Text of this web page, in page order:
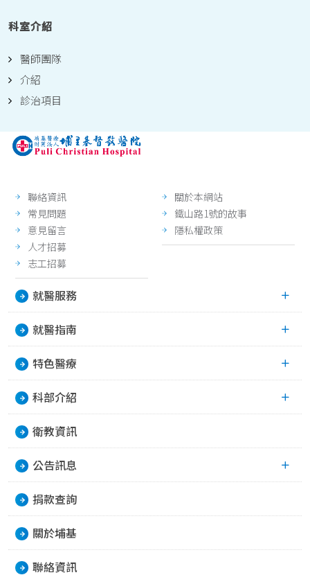
科室介紹
醫師團隊
介紹
診治項目
聯絡資訊
常見問題
意見留言
人才招募
志工招募
關於本網站
鐵山路1號的故事
隱私權政策
就醫服務
就醫指南
特色醫療
科部介紹
衛教資訊
公告訊息
捐款查詢
關於埔基
聯絡資訊